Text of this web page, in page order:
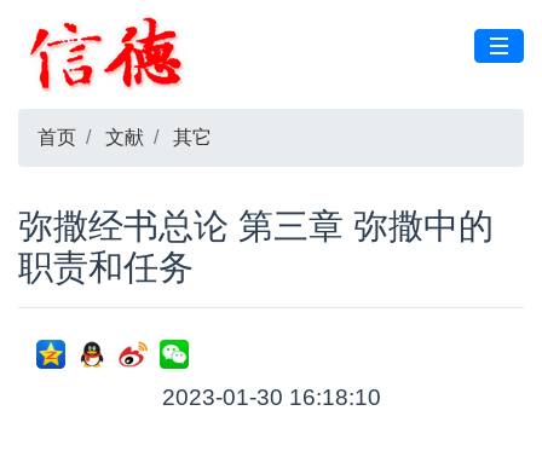
首页 文献 其它
弥撒经书总论 第三章 弥撒中的
职责和任务
2023-01-30 16:18:10